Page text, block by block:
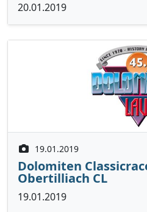
20.01.2019
19.01.2019
Dolomiten
Obertilliach CL
19.01.2019